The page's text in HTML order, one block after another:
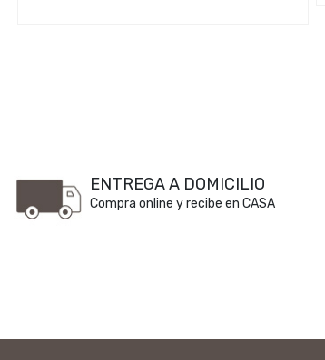
ENTREGA A DOMICILIO
Compra online y recibe en CASA